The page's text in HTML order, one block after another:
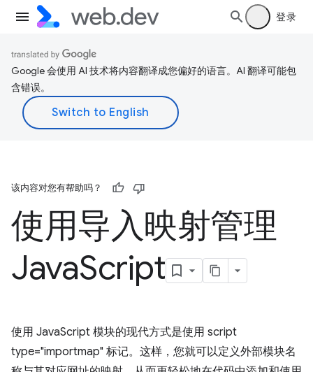
登录
Google 会使用 AI 技术将内容翻译成您偏好的语言。AI 翻译可能包
含错误。
该内容对您有帮助吗？
使用导入映射管理
JavaScript
使用 JavaScript 模块的现代方式是使用 script
type="importmap" 标记。这样，您就可以定义外部模块名